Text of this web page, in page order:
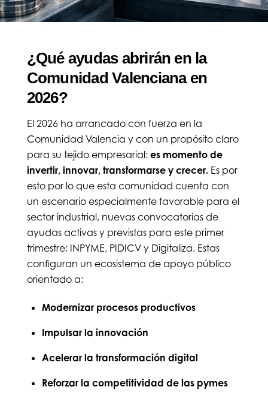
¿Qué ayudas abrirán en la
Comunidad Valenciana en
2026?
El 2026 ha arrancado con fuerza en la
Comunidad Valencia y con un propósito claro
para su tejido empresarial: es momento de
invertir, innovar, transformarse y crecer.Es por
esto por lo que esta comunidad cuenta con
un escenario especialmente favorable para el
sector industrial, nuevas convocatorias de
ayudas activas y previstas para este primer
trimestre; INPYME, PIDICV y Digitaliza. Estas
configuran un ecosistema de apoyo público
orientado a:
Modernizar procesos productivos
Impulsar la innovación
Acelerar la transformación digital
Reforzar la competitividad de las pymes